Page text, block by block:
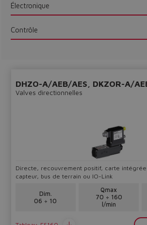
configurator?
Électronique
Contrôle
DHZO-A/AEB/AES, DKZOR-A/
Valves directionnelles
Directe, recouvrement positif, carte
capteur, bus de terrain ou IO-Link
Dim.
06 ÷ 10
Qmax
70 ÷ 160
l/min